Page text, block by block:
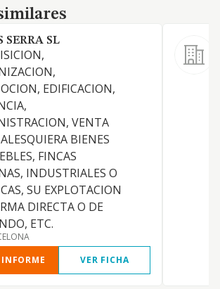
SERRA SL
EDIFICACION,
VENTA
BIENES
FINCAS
INDUSTRIALES O
SU EXPLOTACION
DIRECTA O DE
ETC.
INFORME
VER FICHA